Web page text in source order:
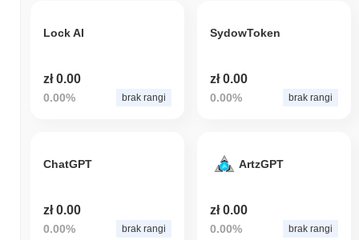
Lock AI
zł 0.00
0.00% brak rangi
SydowToken
zł 0.00
0.00% brak rangi
ChatGPT
zł 0.00
0.00% brak rangi
ArtzGPT
zł 0.00
0.00% brak rangi